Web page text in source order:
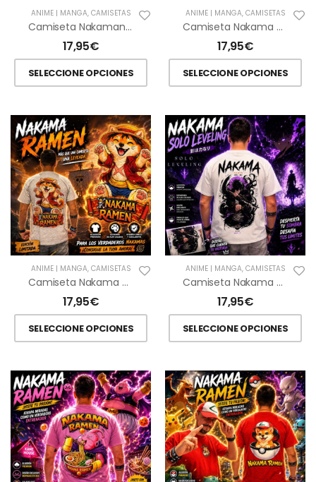
ANIME | MANGA, CAMISETAS
Camiseta Nakaman Ramen Jujutsu Kaisen
17,95€
SELECCIONE OPCIONES
ANIME | MANGA, CAMISETAS
Camiseta Nakama Ramen Doraemon
17,95€
SELECCIONE OPCIONES
ANIME | MANGA, CAMISETAS
Camiseta Nakama Ramen Yuna Luffy
17,95€
SELECCIONE OPCIONES
ANIME | MANGA, CAMISETAS
Camiseta Nakama Ramen Solo Leveling
17,95€
SELECCIONE OPCIONES